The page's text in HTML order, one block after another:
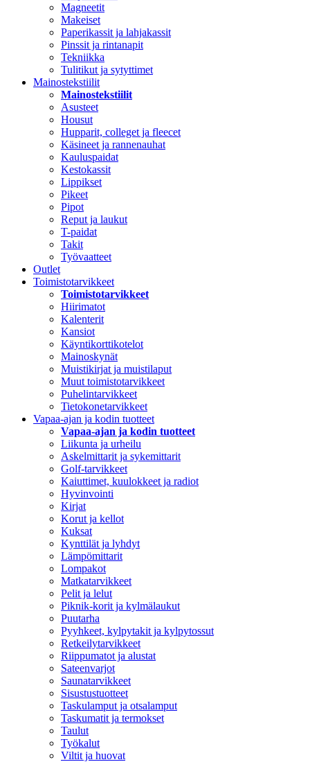
Magneetit
Makeiset
Paperikassit ja lahjakassit
Pinssit ja rintanapit
Tekniikka
Tulitikut ja sytyttimet
Mainostekstiilit
Mainostekstiilit
Asusteet
Housut
Hupparit, colleget ja fleecet
Käsineet ja rannenauhat
Kauluspaidat
Kestokassit
Lippikset
Pikeet
Pipot
Reput ja laukut
T-paidat
Takit
Työvaatteet
Outlet
Toimistotarvikkeet
Toimistotarvikkeet
Hiirimatot
Kalenterit
Kansiot
Käyntikorttikotelot
Mainoskynät
Muistikirjat ja muistilaput
Muut toimistotarvikkeet
Puhelintarvikkeet
Tietokonetarvikkeet
Vapaa-ajan ja kodin tuotteet
Vapaa-ajan ja kodin tuotteet
Liikunta ja urheilu
Askelmittarit ja sykemittarit
Golf-tarvikkeet
Kaiuttimet, kuulokkeet ja radiot
Hyvinvointi
Kirjat
Korut ja kellot
Kuksat
Kynttilät ja lyhdyt
Lämpömittarit
Lompakot
Matkatarvikkeet
Pelit ja lelut
Piknik-korit ja kylmälaukut
Puutarha
Pyyhkeet, kylpytakit ja kylpytossut
Retkeilytarvikkeet
Riippumatot ja alustat
Sateenvarjot
Saunatarvikkeet
Sisustustuotteet
Taskulamput ja otsalamput
Taskumatit ja termokset
Taulut
Työkalut
Viltit ja huovat